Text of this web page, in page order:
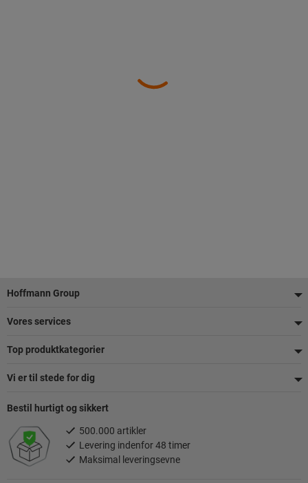
Footer
Hoffmann Group
Vores services
Top produktkategorier
Vi er til stede for dig
Bestil hurtigt og sikkert
500.000 artikler
Levering indenfor 48 timer
Maksimal leveringsevne